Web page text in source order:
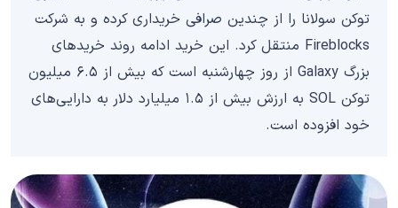
توکن سولانا را از چندین صرافی خریداری کرده و به شرکت
Fireblocks منتقل کرد. این خرید ادامه روند خریدهای
بزرگ Galaxy از روز چهارشنبه است که بیش از ۶.۵ میلیون
توکن SOL به ارزش بیش از ۱.۵ میلیارد دلار به دارایی‌های
خود افزوده است.